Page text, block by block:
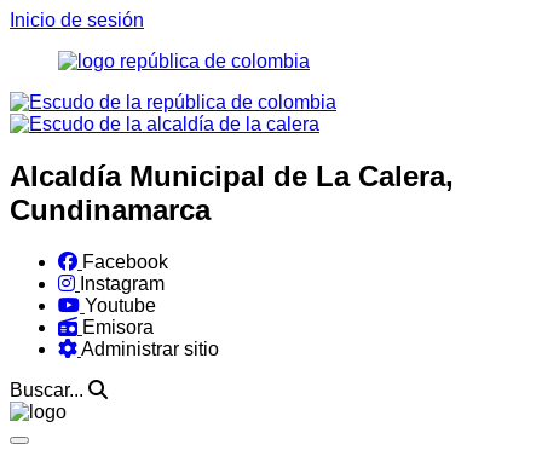
Inicio de sesión
Alcaldía Municipal de La Calera,
Cundinamarca
Facebook
Instagram
Youtube
Emisora
Administrar sitio
Buscar...